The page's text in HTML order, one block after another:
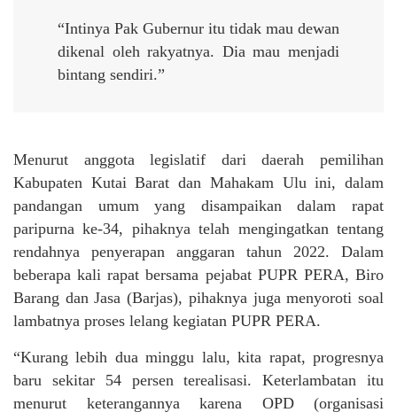
“Intinya Pak Gubernur itu tidak mau dewan
dikenal oleh rakyatnya. Dia mau menjadi
bintang sendiri.”
Menurut anggota legislatif dari daerah pemilihan
Kabupaten Kutai Barat dan Mahakam Ulu ini, dalam
pandangan umum yang disampaikan dalam rapat
paripurna ke-34, pihaknya telah mengingatkan tentang
rendahnya penyerapan anggaran tahun 2022. Dalam
beberapa kali rapat bersama pejabat PUPR PERA, Biro
Barang dan Jasa (Barjas), pihaknya juga menyoroti soal
lambatnya proses lelang kegiatan PUPR PERA.
“Kurang lebih dua minggu lalu, kita rapat, progresnya
baru sekitar 54 persen terealisasi. Keterlambatan itu
menurut keterangannya karena OPD (organisasi